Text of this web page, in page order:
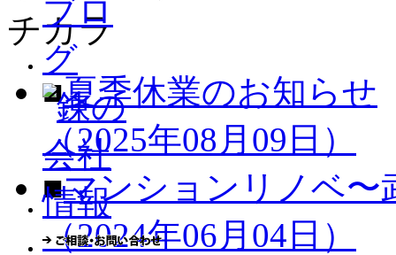
■夏季休業のお知らせ
（2025年08月09日）
■マンションリノベ
（2024年06月04日）